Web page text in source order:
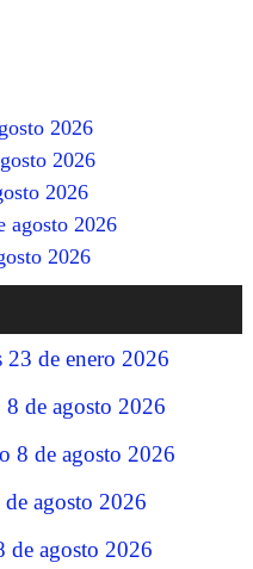
2026
2026
2026
agosto 2026
2026
de enero 2026
de agosto 2026
8 de agosto 2026
agosto 2026
de agosto 2026